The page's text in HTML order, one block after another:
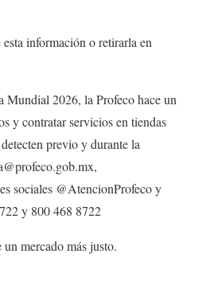
información o retirarla en
Mundial 2026, la Profeco hace un
y contratar servicios en tiendas
previo y durante la
sociales @AtencionProfeco y
y 800 468 8722
mercado más justo.